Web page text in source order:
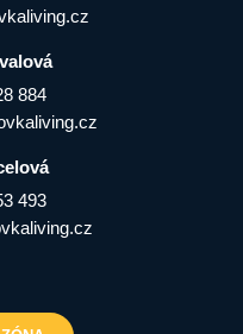
884
493